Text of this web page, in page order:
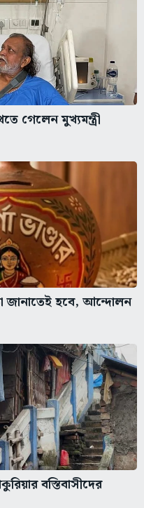
গেলেন মুখ্যমন্ত্রী
জানাতেই হবে, আন্দোলন
বস্তিবাসীদের